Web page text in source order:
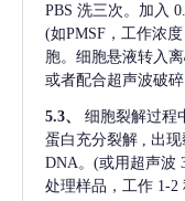
PBS 洗三次。加入
(如PMSF，工作浓
胞。细胞悬液转入
或者配合超声波破碎
5.3、
细胞裂解过程
蛋白充分裂解
, 出
DNA。(或用超声波
处理样品，工作 1-2